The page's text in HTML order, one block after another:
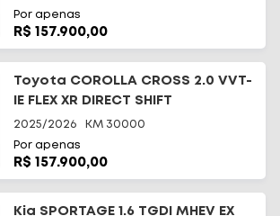
Por apenas
R$ 157.900,00
Toyota COROLLA CROSS 2.0 VVT-
IE FLEX XR DIRECT SHIFT
2025/2026 KM 30000
Por apenas
R$ 157.900,00
Kia SPORTAGE 1.6 TGDI MHEV EX